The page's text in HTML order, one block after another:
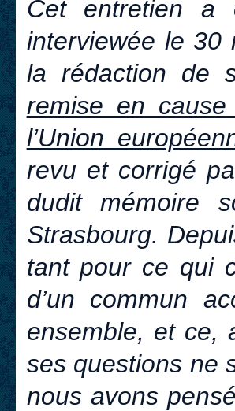
Cet entretien a
interviewée le 30
la rédaction de
remise en
l’Union
revu et corrigé
dudit mémoire
Strasbourg.
tant pour ce qui
d’un commun
ensemble, et ce,
ses questions ne
nous avons